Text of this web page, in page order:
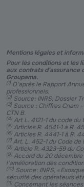
Mentions légales et
Pour les conditions et les
aux contrats d’assurance
Groupama.
(1) D'après le Rapport
professionnels.
(2) Source : INRS, Dossier
(3) Source : Chiffres Cnam
CTN B.
(4) Art L. 4121-1 du code du
(5) Articles R. 4541-1 à R.
(6) Articles R. 4441-1 à R.
(7) Art. L. 452-1 du Code
(8) Article R. 4323-59 du
(9) Accord du 20
l'amélioration des
(10) Source : INRS, «
sécurité des opérateurs
(11) Concernant les